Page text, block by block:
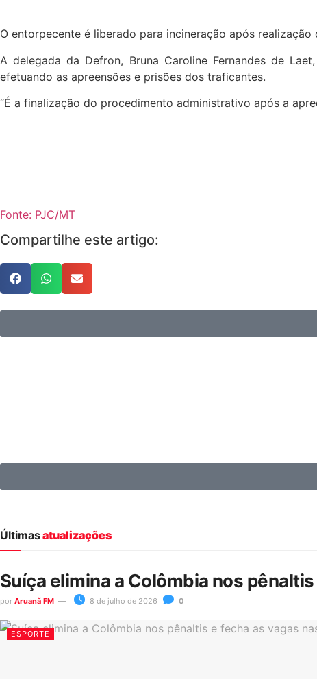
O entorpecente é liberado para incineração após
A delegada da Defron, Bruna Caroline Fernandes de
efetuando as apreensões e prisões dos traficantes.
“É a finalização do procedimento administrativo após a
Fonte: PJC/MT
Compartilhe este artigo:
Últimasatualizações
Suíça elimina a Colômbia nos
por Aruanã FM 8 de julho de 2026 0
ESPORTE